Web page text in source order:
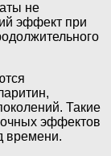
не
эффект при
Такие
эффектов
времени.